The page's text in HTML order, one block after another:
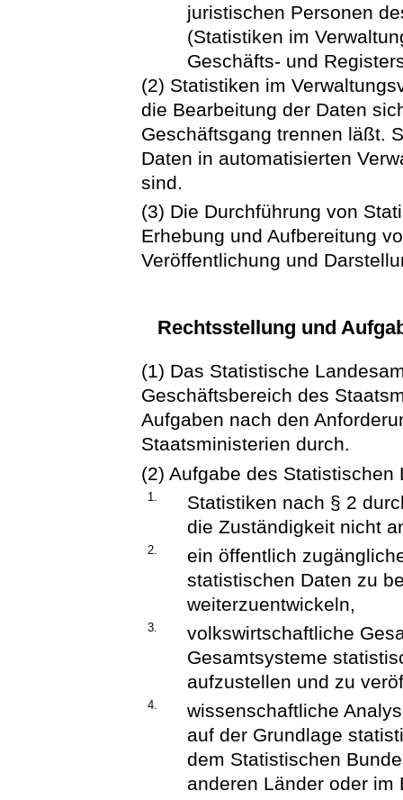
juristischen Personen
(Statistiken im
Geschäfts- und
(2) Statistiken im
die Bearbeitung der Daten
Geschäftsgang trennen läßt.
Daten in automatisierten
sind.
(3) Die Durchführung von
Erhebung und Aufbereitung
Veröffentlichung und
Rechtsstellung und
(1) Das Statistische
Geschäftsbereich des
Aufgaben nach den
Staatsministerien durch.
(2) Aufgabe des
1.
Statistiken nach § 2
die Zuständigkeit nicht
2.
ein öffentlich
statistischen Daten zu
weiterzuentwickeln,
3.
volkswirtschaftliche
Gesamtsysteme
aufzustellen und zu
4.
wissenschaftliche
auf der Grundlage
dem Statistischen
anderen Länder oder